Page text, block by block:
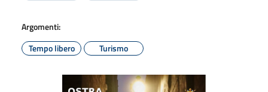
Argomenti:
Tempo libero
Turismo